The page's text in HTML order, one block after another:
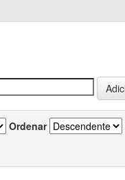
Ordenar